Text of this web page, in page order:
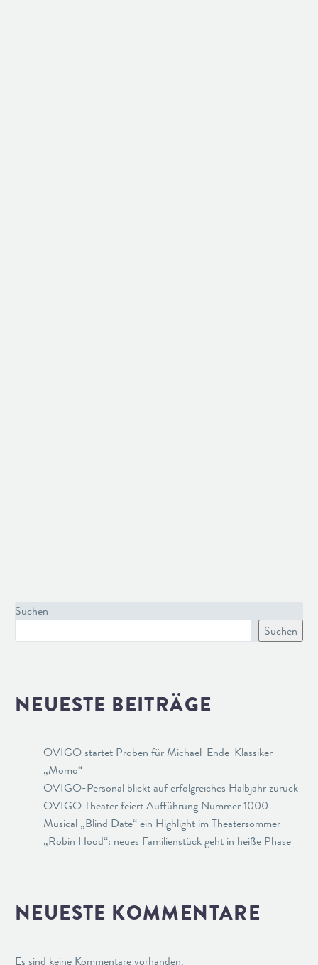
Suchen
Suchen
NEUESTE BEITRÄGE
OVIGO startet Proben für Michael-Ende-Klassiker
„Momo“
OVIGO-Personal blickt auf erfolgreiches Halbjahr zurück
OVIGO Theater feiert Aufführung Nummer 1000
Musical „Blind Date“ ein Highlight im Theatersommer
„Robin Hood“: neues Familienstück geht in heiße Phase
NEUESTE KOMMENTARE
Es sind keine Kommentare vorhanden.